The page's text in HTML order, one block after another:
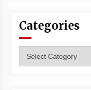
Categories